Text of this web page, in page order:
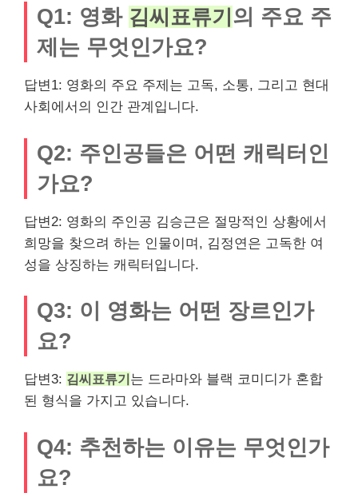
Q1: 영화 김씨표류기 의 주요 주
제는 무엇인가요?
답변1: 영화의 주요 주제는 고독, 소통, 그리고 현대
사회에서의 인간 관계입니다.
Q2: 주인공들은 어떤 캐릭터인
가요?
답변2: 영화의 주인공 김승근은 절망적인 상황에서
희망을 찾으려 하는 인물이며, 김정연은 고독한 여
성을 상징하는 캐릭터입니다.
Q3: 이 영화는 어떤 장르인가
요?
답변3: 김씨표류기는 드라마와 블랙 코미디가 혼합
된 형식을 가지고 있습니다.
Q4: 추천하는 이유는 무엇인가
요?